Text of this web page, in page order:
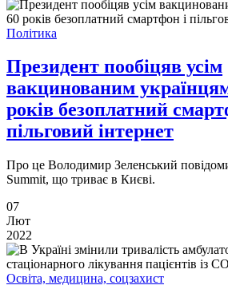
Політика
Президент пообіцяв усім
вакцинованим
років безоплатний
пільговий інтернет
Про це Володимир Зеленський
Summit, що триває в Києві.
07
Лют
2022
Освіта, медицина, соцзахист